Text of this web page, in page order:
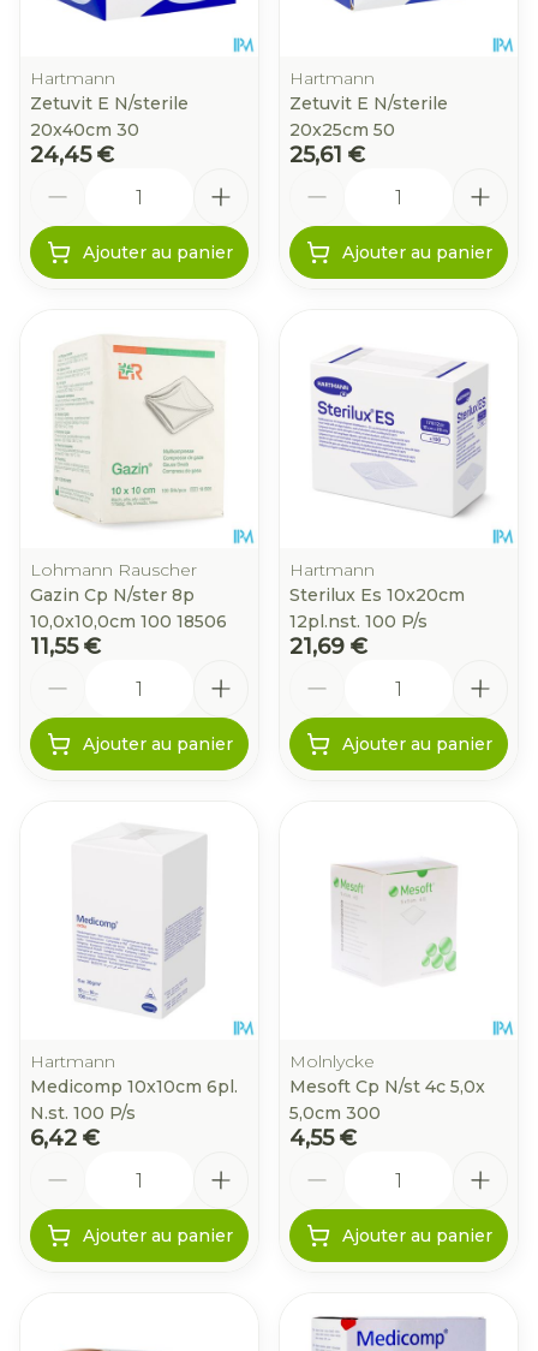
Hartmann
Zetuvit E N/sterile
20x40cm 30
24,45 €
Ajouter au panier
Hartmann
Zetuvit E N/sterile
20x25cm 50
25,61 €
Ajouter au panier
Lohmann Rauscher
Gazin Cp N/ster 8p
10,0x10,0cm 100 18506
11,55 €
Ajouter au panier
Hartmann
Sterilux Es 10x20cm
12pl.nst. 100 P/s
21,69 €
Ajouter au panier
Hartmann
Medicomp 10x10cm 6pl.
N.st. 100 P/s
6,42 €
Ajouter au panier
Molnlycke
Mesoft Cp N/st 4c 5,0x
5,0cm 300
4,55 €
Ajouter au panier